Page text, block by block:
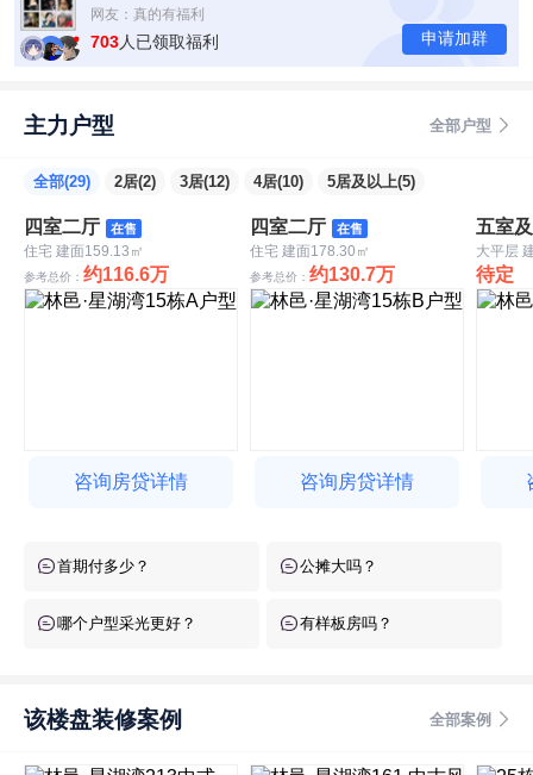
网友：找你们买房有优惠吗？
网友：现在房价是多少？
703人已领取福利 申请加群
主力户型 全部户型
全部(29) 2居(2) 3居(12) 4居(10) 5居及以上(5)
四室二厅 在售
住宅 建面159.13㎡
参考总价： 约116.6万
咨询房贷详情
四室二厅 在售
住宅 建面178.30㎡
参考总价： 约130.7万
咨询房贷详情
五室
大平层
待定
首期付多少？ 公摊大吗？
哪个户型采光更好？ 有样板房吗？
该楼盘装修案例 全部案例